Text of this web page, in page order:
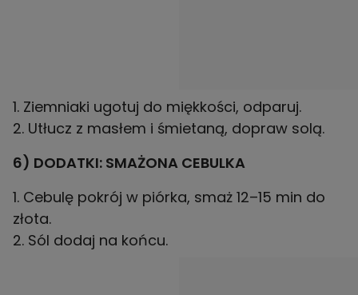
1. Ziemniaki ugotuj do miękkości, odparuj.
2. Utłucz z masłem i śmietaną, dopraw solą.
6) DODATKI: SMAŻONA CEBULKA
1. Cebulę pokrój w piórka, smaż 12–15 min do
złota.
2. Sól dodaj na końcu.